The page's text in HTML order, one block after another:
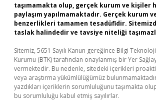
taşımamakta olup, gerçek kurum ve kişiler
paylaşım yapılmamaktadır. Gerçek kurum
benzerlikleri tamamen tesadüfidir.
taslak halindedir ve tavsiye niteliği
Sitemiz, 5651 Sayılı Kanun gereğince Bilgi
Kurumu (BTK) tarafından onaylanmış bir Yer
vermektedir. Bu nedenle, sitedeki içerikleri
veya araştırma yükümlülüğümüz
yazdıkları içeriklerin sorumluluğunu taşımakta
bu sorumluluğu kabul etmiş sayılırlar.